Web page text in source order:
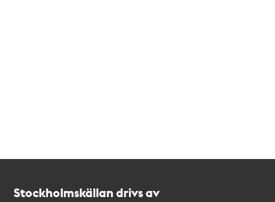
Stockholmskällan drivs av